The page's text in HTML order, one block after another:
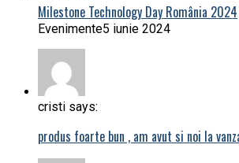
Milestone Technology Day România 2024
Evenimente5 iunie 2024
cristi says:
produs foarte bun , am avut si noi la